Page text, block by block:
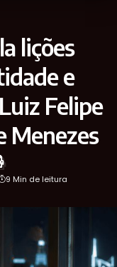
lições
e
Felipe
Menezes
9 Min de leitura